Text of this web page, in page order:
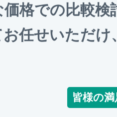
格での比較検
任せいただけ
皆様の